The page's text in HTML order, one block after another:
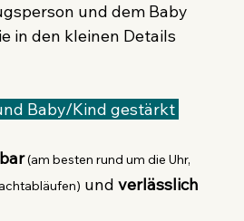
und dem Baby
in den kleinen Details
(am besten rund um die Uhr,
und verlässlich